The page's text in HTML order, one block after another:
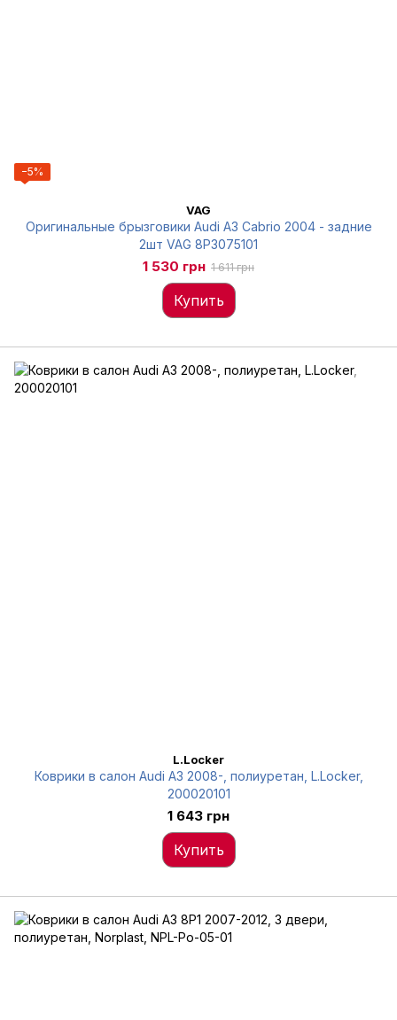
−5%
VAG
Оригинальные брызговики Audi A3 Cabrio 2004 - задние
2шт VAG 8P3075101
1 530 грн 1 611 грн
Купить
L.Locker
Коврики в салон Audi A3 2008-, полиуретан, L.Locker,
200020101
1 643 грн
Купить